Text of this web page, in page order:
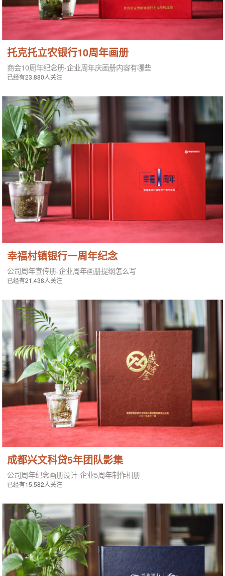
托克托立农银行10周年画册
商会10周年纪念册-企业周年庆画册内容有哪些
已经有23,880人关注
幸福村镇银行一周年纪念
公司周年宣传册-企业周年画册提纲怎么写
已经有21,438人关注
成都兴文科贷5年团队影集
公司周年纪念画册设计-企业5周年制作相册
已经有15,582人关注